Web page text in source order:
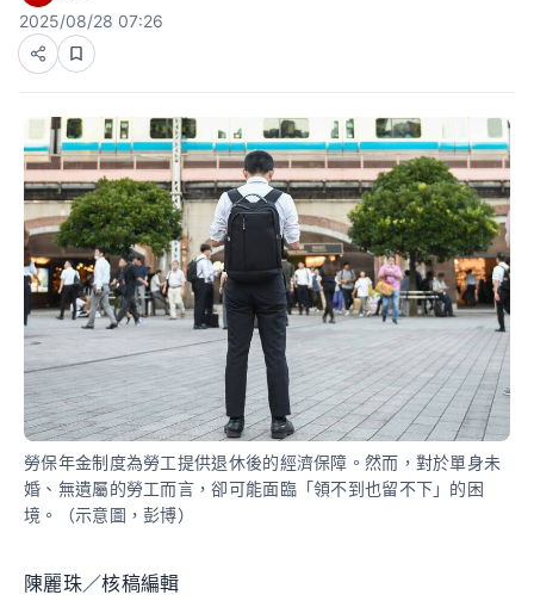
2025/08/28 07:26
勞保年金制度為勞工提供退休後的經濟保障。然而，對於單身未
婚、無遺屬的勞工而言，卻可能面臨「領不到也留不下」的困
境。（示意圖，彭博）
陳麗珠／核稿編輯